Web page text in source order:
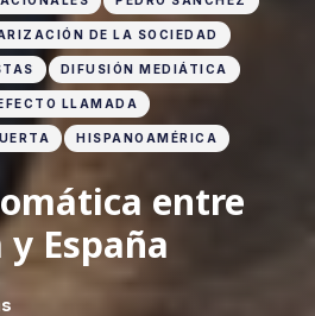
DE LA SOCIEDAD
DIFUSIÓN MEDIÁTICA
LLAMADA
HISPANOAMÉRICA
entre
España